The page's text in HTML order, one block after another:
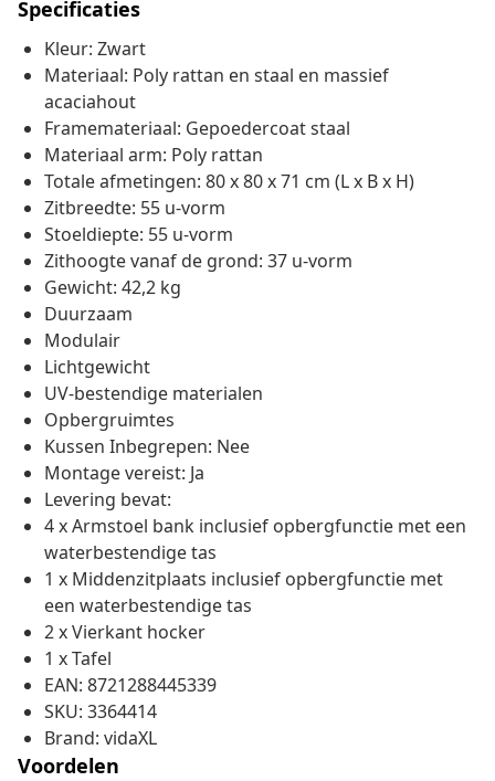
Specificaties
Kleur: Zwart
Materiaal: Poly rattan en staal en massief
acaciahout
Framemateriaal: Gepoedercoat staal
Materiaal arm: Poly rattan
Totale afmetingen: 80 x 80 x 71 cm (L x B x H)
Zitbreedte: 55 u-vorm
Stoeldiepte: 55 u-vorm
Zithoogte vanaf de grond: 37 u-vorm
Gewicht: 42,2 kg
Duurzaam
Modulair
Lichtgewicht
UV-bestendige materialen
Opbergruimtes
Kussen Inbegrepen: Nee
Montage vereist: Ja
Levering bevat:
4 x Armstoel bank inclusief opbergfunctie met een
waterbestendige tas
1 x Middenzitplaats inclusief opbergfunctie met
een waterbestendige tas
2 x Vierkant hocker
1 x Tafel
EAN: 8721288445339
SKU: 3364414
Brand: vidaXL
Voordelen